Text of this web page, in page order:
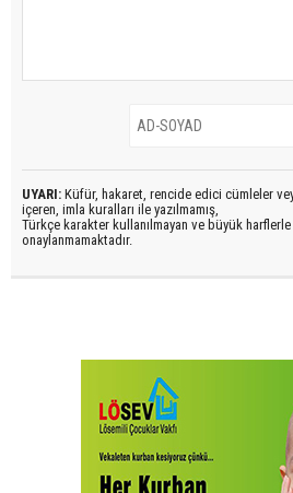
UYARI: Küfür, hakaret, rencide edici cümleler
içeren, imla kuralları ile yazılmamış,
Türkçe karakter kullanılmayan ve büyük harflerle
onaylanmamaktadır.